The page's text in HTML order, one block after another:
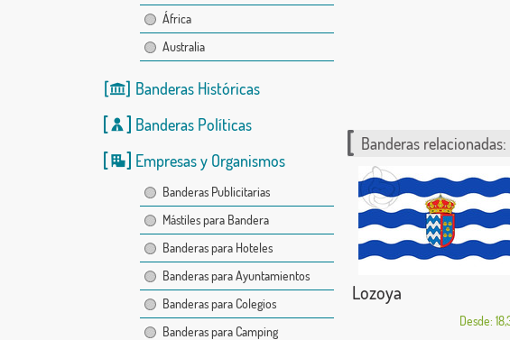
África
Australia
Banderas Históricas
Banderas Políticas
Empresas y Organismos
Banderas Publicitarias
Mástiles para Bandera
Banderas para Hoteles
Banderas para Ayuntamientos
Banderas para Colegios
Banderas para Camping
Banderas relacionadas:
Lozoya
Desde: